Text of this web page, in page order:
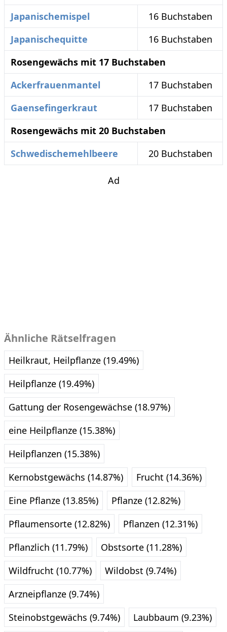
Japanischemispel
16 Buchstaben
Japanischequitte
16 Buchstaben
Rosengewächs mit 17 Buchstaben
Ackerfrauenmantel
17 Buchstaben
Gaensefingerkraut
17 Buchstaben
Rosengewächs mit 20 Buchstaben
Schwedischemehlbeere
20 Buchstaben
Ad
Ähnliche Rätselfragen
Heilkraut, Heilpflanze (19.49%)
Heilpflanze (19.49%)
Gattung der Rosengewächse (18.97%)
eine Heilpflanze (15.38%)
Heilpflanzen (15.38%)
Kernobstgewächs (14.87%)
Frucht (14.36%)
Eine Pflanze (13.85%)
Pflanze (12.82%)
Pflaumensorte (12.82%)
Pflanzen (12.31%)
Pflanzlich (11.79%)
Obstsorte (11.28%)
Wildfrucht (10.77%)
Wildobst (9.74%)
Arzneipflanze (9.74%)
Steinobstgewächs (9.74%)
Laubbaum (9.23%)